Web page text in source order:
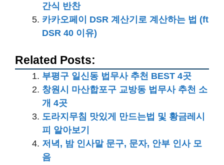
간식 반찬
카카오페이 DSR 계산기로 계산하는 법 (ft
DSR 40 이유)
Related Posts:
부평구 일신동 법무사 추천 BEST 4곳
창원시 마산합포구 교방동 법무사 추천 소
개 4곳
도라지무침 맛있게 만드는법 및 황금레시
피 알아보기
저녁, 밤 인사말 문구, 문자, 안부 인사 모
음